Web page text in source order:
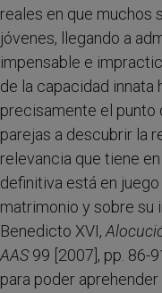
reales en que muchos
jóvenes, llegando a
impensable e
de la capacidad innata
precisamente el punto
parejas a descubrir la
relevancia que tiene
definitiva está en
matrimonio y sobre su
Benedicto XVI,
AAS 99 [2007], pp. 86-
para poder